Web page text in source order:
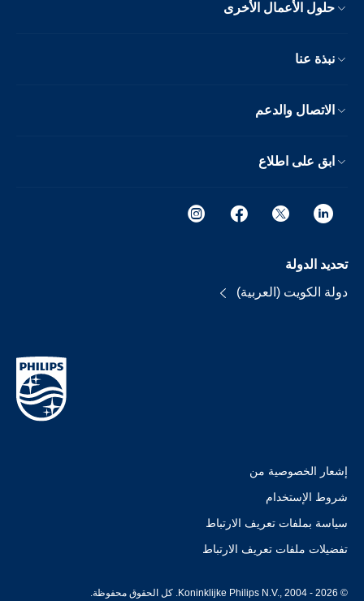
حلول الأعمال الأخرى
نبذة عنا
الاتصال والدعم
ابق على اطلاع
تحديد الدولة
دولة الكويت (العربية)
إشعار الخصوصية من
شروط الإستخدام
سياسة بملفات تعريف الارتباط
تفضيلات ملفات تعريف الارتباط
© Koninklijke Philips N.V., 2004 - 2026. كل الحقوق محفوظة.